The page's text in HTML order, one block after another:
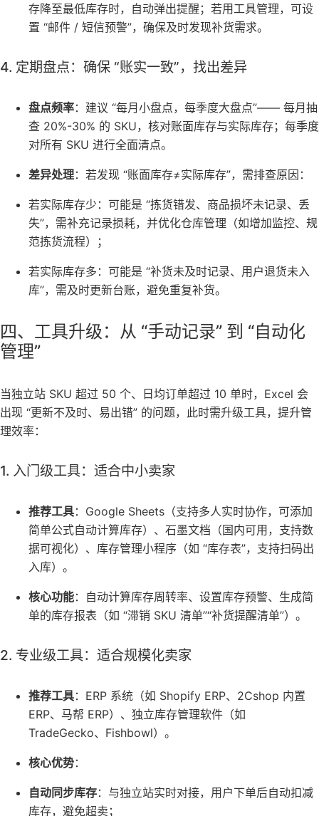
存降至最低库存时，自动弹出提醒；若用工具管理，可设
置 “邮件 / 短信预警”，确保及时发现补货需求。
4. 定期盘点：确保 “账实一致”，找出差异
盘点频率：建议 “每月小盘点，每季度大盘点”—— 每月抽
查 20%-30% 的 SKU，核对账面库存与实际库存；每季度
对所有 SKU 进行全面清点。
差异处理：若发现 “账面库存≠实际库存”，需排查原因：
若实际库存少：可能是 “拣货错发、商品损坏未记录、丢
失”，需补充记录损耗，并优化仓库管理（如增加监控、规
范拣货流程）；
若实际库存多：可能是 “补货未及时记录、用户退货未入
库”，需及时更新台账，避免重复补货。
四、工具升级：从 “手动记录” 到 “自动化
管理”
当独立站 SKU 超过 50 个、日均订单超过 10 单时，Excel 会
出现 “更新不及时、易出错” 的问题，此时需升级工具，提升管
理效率：
1. 入门级工具：适合中小卖家
推荐工具：Google Sheets（支持多人实时协作，可添加
简单公式自动计算库存）、石墨文档（国内可用，支持数
据可视化）、库存管理小程序（如 “库存表”，支持扫码出
入库）。
核心功能：自动计算库存周转率、设置库存预警、生成简
单的库存报表（如 “滞销 SKU 清单”“补货提醒清单”）。
2. 专业级工具：适合规模化卖家
推荐工具：ERP 系统（如 Shopify ERP、2Cshop 内置
ERP、马帮 ERP）、独立库存管理软件（如
TradeGecko、Fishbowl）。
核心优势：
自动同步库存：与独立站实时对接，用户下单后自动扣减
库存，避免超卖；